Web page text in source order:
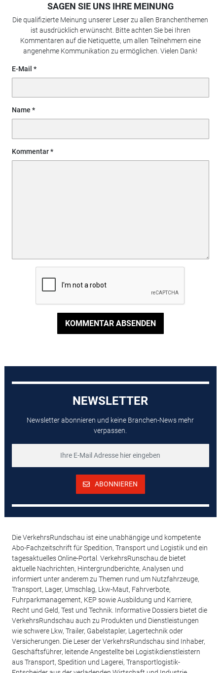
SAGEN SIE UNS IHRE MEINUNG
Die qualifizierte Meinung unserer Leser zu allen Branchenthemen
ist ausdrücklich erwünscht. Bitte achten Sie bei Ihren
Kommentaren auf die Netiquette, um allen Teilnehmern eine
angenehme Kommunikation zu ermöglichen. Vielen Dank!
E-Mail
Name
Kommentar
KOMMENTAR ABSENDEN
NEWSLETTER
Newsletter abonnieren und keine Branchen-News mehr
verpassen.
ABONNIEREN
Die VerkehrsRundschau ist eine unabhängige und kompetente
Abo-Fachzeitschrift für Spedition, Transport und Logistik und ein
tagesaktuelles Online-Portal. VerkehrsRunschau.de bietet
aktuelle Nachrichten, Hintergrundberichte, Analysen und
informiert unter anderem zu Themen rund um Nutzfahrzeuge,
Transport, Lager, Umschlag, Lkw-Maut, Fahrverbote,
Fuhrparkmanagement, KEP sowie Ausbildung und Karriere,
Recht und Geld, Test und Technik. Informative Dossiers bietet die
VerkehrsRundschau auch zu Produkten und Dienstleistungen
wie schwere Lkw, Trailer, Gabelstapler, Lagertechnik oder
Versicherungen. Die Leser der VerkehrsRundschau sind Inhaber,
Geschäftsführer, leitende Angestellte bei Logistikdienstleistern
aus Transport, Spedition und Lagerei, Transportlogistik-